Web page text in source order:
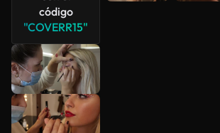
código
"COVERR15"